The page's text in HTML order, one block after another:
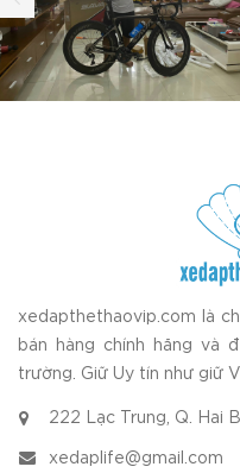
xedapthethaovip.com là
bán hàng chính hãng và
trường. Giữ Uy tín như giữ
222 Lạc Trung, Q. Hai
xedaplife@gmail.com